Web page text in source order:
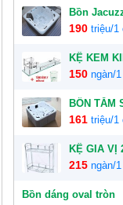
Bồn
190 triệu/1
KỆ KEM
150 ngàn/
BỒN TẮM
161 triệu/1
KỆ GIA VỊ
215 ngàn/
Bồn dáng oval tròn